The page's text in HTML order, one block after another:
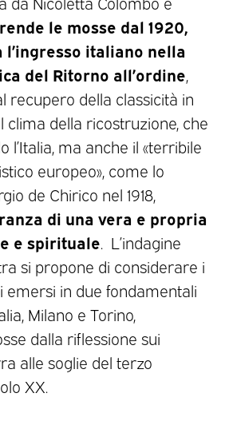
le mosse dal 1920,
l’ingresso italiano nella
del Ritorno all’ordine,
recupero della classicità in
clima della ricostruzione, che
l’Italia, ma anche il «terribile
europeo», come lo
de Chirico nel 1918,
di una vera e propria
e spirituale. L’indagine
si propone di considerare i
emersi in due fondamentali
Milano e Torino,
dalla riflessione sui
alle soglie del terzo
XX.